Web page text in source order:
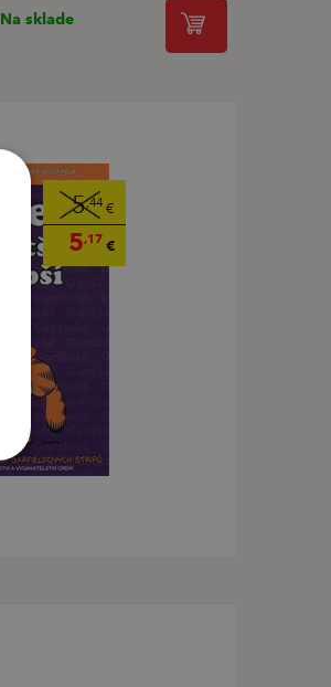
Na sklade
5,44€
5,17 €